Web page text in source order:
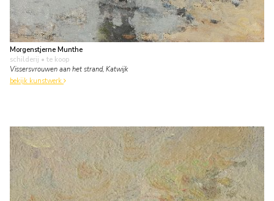
Morgenstjerne Munthe
schilderij • te koop
Vissersvrouwen aan het strand, Katwijk
bekijk kunstwerk